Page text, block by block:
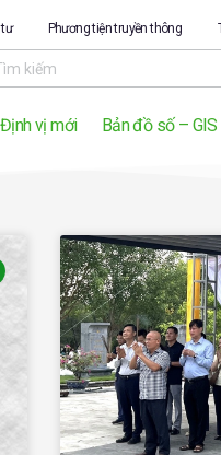
tư Phương tiện truyền thông
Định vị mới Bản đồ số – GIS